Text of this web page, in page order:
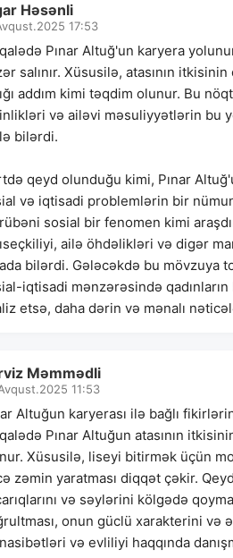
Həsənli
17:53
Pınar Altuğ'un karyera
salınır. Xüsusilə, atasının
addım kimi təqdim olunur. Bu
və ailəvi məsuliyyətlərin bu
bilərdi.
qeyd olunduğu kimi, Pınar
və iqtisadi problemlərin bir
sosial bir fenomen kimi
ailə öhdəlikləri və digər
bilərdi. Gələcəkdə bu mövzuya
iqtisadi mənzərəsində
etsə, daha dərin və mənalı
Məmmədli
11:53
Altuğun karyerası ilə bağlı
Pınar Altuğun atasının
Xüsusilə, liseyi bitirmək üçün
zəmin yaratması diqqət çəkir.
və səylərini kölgədə
onun güclü xarakterini və
və evliliyi haqqında